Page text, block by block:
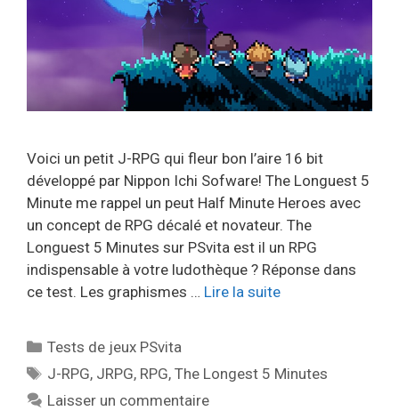
Voici un petit J-RPG qui fleur bon l’aire 16 bit
développé par Nippon Ichi Sofware! The Longuest 5
Minute me rappel un peut Half Minute Heroes avec
un concept de RPG décalé et novateur. The
Longuest 5 Minutes sur PSvita est il un RPG
indispensable à votre ludothèque ? Réponse dans
ce test. Les graphismes … Lire la suite
Catégories
Tests de jeux PSvita
Étiquettes
J-RPG, JRPG, RPG,The Longest 5 Minutes
Laisser un commentaire